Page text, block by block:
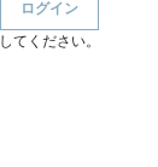
ログイン
してください。